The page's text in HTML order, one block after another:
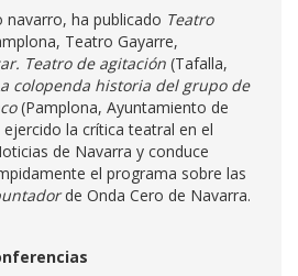
ha publicado Teatro
Teatro Gayarre,
Teatro de agitación (Tafalla,
colopenda historia del grupo de
(Pamplona, Ayuntamiento de
la crítica teatral en el
de Navarra y conduce
el programa sobre las
de Onda Cero de Navarra.